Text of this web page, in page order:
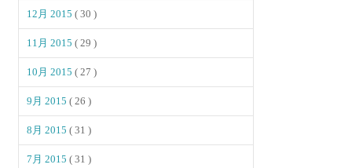
12月 2015( 30 )
11月 2015( 29 )
10月 2015( 27 )
9月 2015( 26 )
8月 2015( 31 )
7月 2015( 31 )